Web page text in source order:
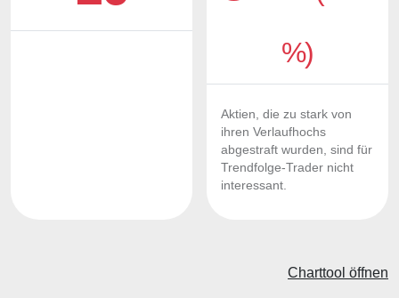
%)
Aktien, die zu stark von
ihren Verlaufhochs
abgestraft wurden, sind für
Trendfolge-Trader nicht
interessant.
Charttool öffnen